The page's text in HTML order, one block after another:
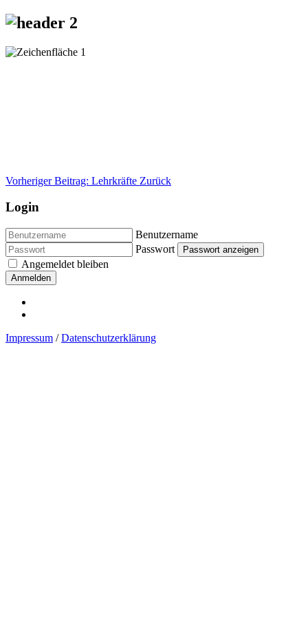
Vorheriger Beitrag: Lehrkräfte Zurück
Login
Benutzername
Passwort
Passwort anzeigen
Angemeldet bleiben
Anmelden
Impressum /Datenschutzerklärung